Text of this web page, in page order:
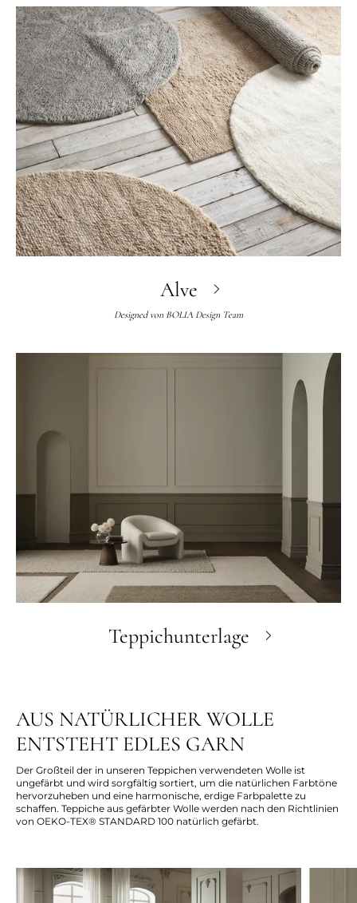
Alve
Designed von BOLIA Design Team
Teppichunterlage
AUS NATÜRLICHER WOLLE
ENTSTEHT EDLES GARN
Der Großteil der in unseren Teppichen verwendeten Wolle ist
ungefärbt und wird sorgfältig sortiert, um die natürlichen Farbtöne
hervorzuheben und eine harmonische, erdige Farbpalette zu
schaffen. Teppiche aus gefärbter Wolle werden nach den Richtlinien
von OEKO-TEX® STANDARD 100 natürlich gefärbt.